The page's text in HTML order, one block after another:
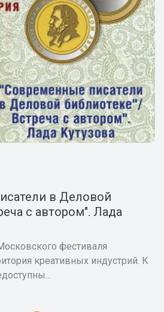
в Деловой
с автором". Лада
фестиваля
креативных индустрий. К